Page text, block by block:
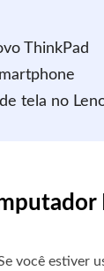
ThinkPad
tela no
você estiver